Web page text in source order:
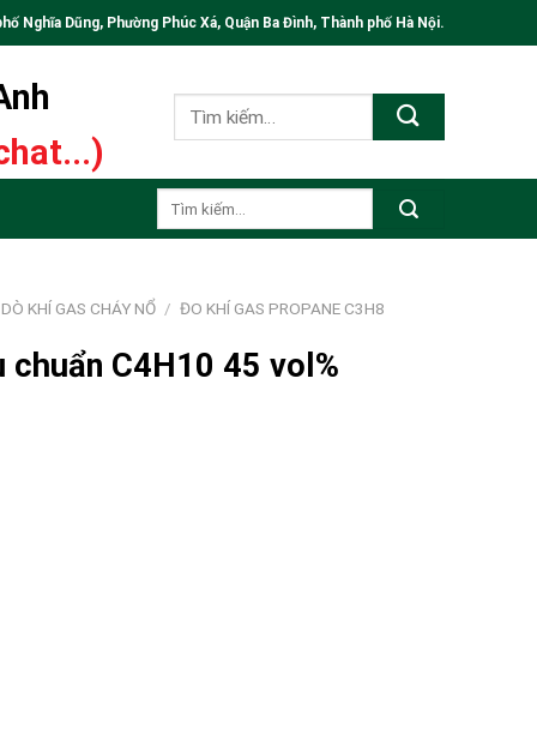
Dũng, Phường Phúc Xá, Quận Ba Đình, Thành phố Hà Nội.
Tìm
KHÍ GAS CHÁY NỔ / ĐO KHÍ GAS PROPANE C3H8
chuẩn C4H10 45 vol%